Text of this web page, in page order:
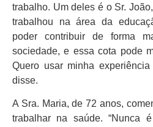
trabalho. Um deles é o Sr.
trabalhou na área da
poder contribuir de forma
sociedade, e essa cota pode
Quero usar minha
disse.
A Sra. Maria, de 72 anos,
trabalhar na saúde. “Nunca